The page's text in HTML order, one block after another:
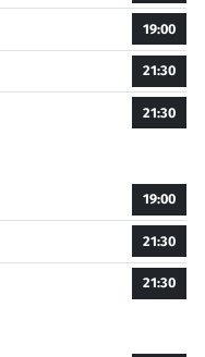
19:00
21:30
21:30
19:00
21:30
21:30